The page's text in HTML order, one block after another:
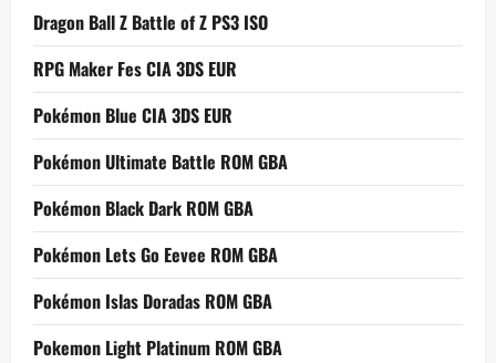
Dragon Ball Z Battle of Z PS3 ISO
RPG Maker Fes CIA 3DS EUR
Pokémon Blue CIA 3DS EUR
Pokémon Ultimate Battle ROM GBA
Pokémon Black Dark ROM GBA
Pokémon Lets Go Eevee ROM GBA
Pokémon Islas Doradas ROM GBA
Pokemon Light Platinum ROM GBA